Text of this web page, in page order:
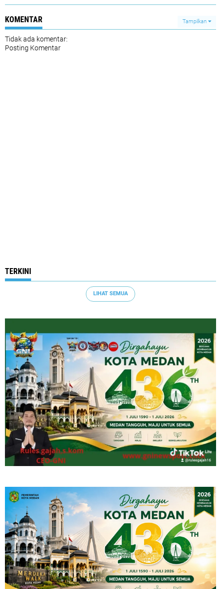
KOMENTAR Tampilkan
Tidak ada komentar:
Posting Komentar
TERKINI
LIHAT SEMUA